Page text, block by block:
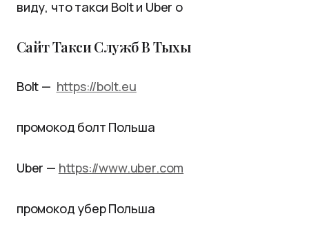
виду, что такси Bolt и Uber о
Сайт Такси Служб В Тыхы
Bolt — https://bolt.eu
промокод болт Польша
Uber — https://www.uber.com
промокод убер Польша